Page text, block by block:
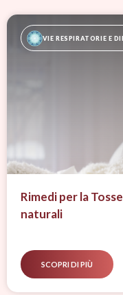
VIE RESPIRATORIE E
Rimedi per la
naturali
SCOPRI DI PIÙ